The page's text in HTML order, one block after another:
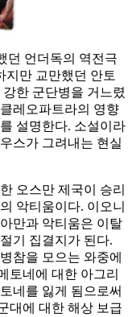
던 언더독의 역전극
지만 교만했던 안토
한 군단병을 거느렸
레오파트라의 영향
설명한다. 소설이라
스가 그려내는 현실
오스만 제국이 승리
악티움이다. 이오니
만과 악티움은 이탈
기 집결지가 된다.
참을 모으는 와중에
토네에 대한 아그리
네를 잃게 됨으로써
대에 대한 해상 보급